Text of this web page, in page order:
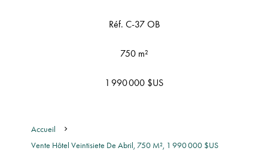
Réf. C-37 OB
750 m²
1 990 000 $US
Accueil
Vente Hôtel Veintisiete De Abril, 750 M², 1 990 000 $US